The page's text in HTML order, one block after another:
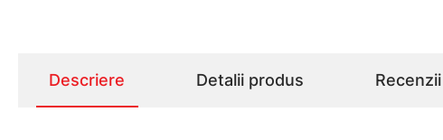
Descriere Detalii produs